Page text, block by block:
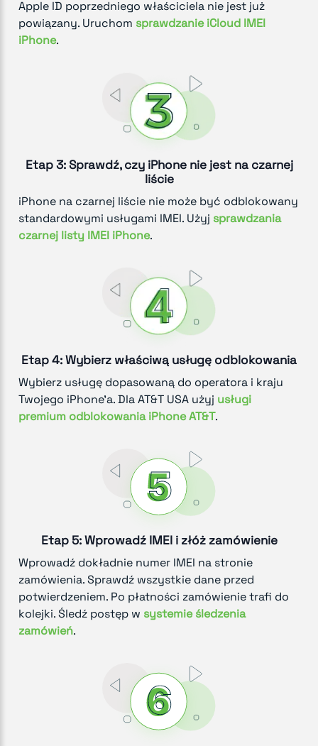
Apple ID poprzedniego właściciela nie jest już
powiązany. Uruchom sprawdzanie iCloud IMEI
iPhone.
Etap 3: Sprawdź, czy iPhone nie jest na czarnej
liście
iPhone na czarnej liście nie może być odblokowany
standardowymi usługami IMEI. Użyj sprawdzania
czarnej listy IMEI iPhone.
Etap 4: Wybierz właściwą usługę odblokowania
Wybierz usługę dopasowaną do operatora i kraju
Twojego iPhone'a. Dla AT&T USA użyj usługi
premium odblokowania iPhone AT&T.
Etap 5: Wprowadź IMEI i złóż zamówienie
Wprowadź dokładnie numer IMEI na stronie
zamówienia. Sprawdź wszystkie dane przed
potwierdzeniem. Po płatności zamówienie trafi do
kolejki. Śledź postęp w systemie śledzenia
zamówień.